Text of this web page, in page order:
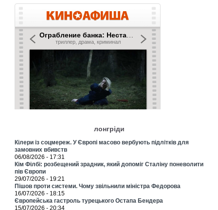
лонгріди
Кілери із соцмереж. У Європі масово вербують підлітків для
замовних вбивств
06/08/2026 - 17:31
Кім Філбі: розбещений зрадник, який допоміг Сталіну поневолити
пів Європи
29/07/2026 - 19:21
Пішов проти системи. Чому звільнили міністра Федорова
16/07/2026 - 18:15
Європейська гастроль турецького Остапа Бендера
15/07/2026 - 20:34